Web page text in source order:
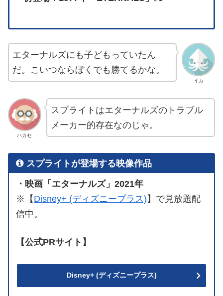
イカ
エターナルズにも子どもっていたん
だ。こいつならぼくでも勝てるかな。
ハカセ
スプライトはエターナルズのトラブル
メーカー的存在なのじゃ。
スプライトが登場する映像作品
・映画「エターナルズ」2021年
※【 Disney+ (ディズニープラス) 】で見放題配
信中。
【公式PRサイト】
Disney+ (ディズニープラス)